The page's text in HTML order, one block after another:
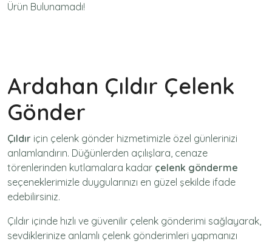
Ürün Bulunamadı!
Ardahan Çıldır Çelenk
Gönder
Çıldır için çelenk gönder hizmetimizle özel günlerinizi
anlamlandırın. Düğünlerden açılışlara, cenaze
törenlerinden kutlamalara kadar çelenk gönderme
seçeneklerimizle duygularınızı en güzel şekilde ifade
edebilirsiniz.
Çıldır içinde hızlı ve güvenilir çelenk gönderimi sağlayarak,
sevdiklerinize anlamlı çelenk gönderimleri yapmanızı